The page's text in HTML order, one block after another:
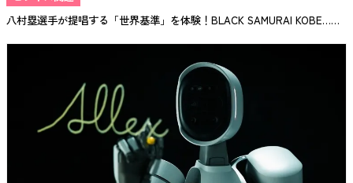
八村塁選手が提唱する「世界基準」を体験！BLACK SAMURAI KOBE……